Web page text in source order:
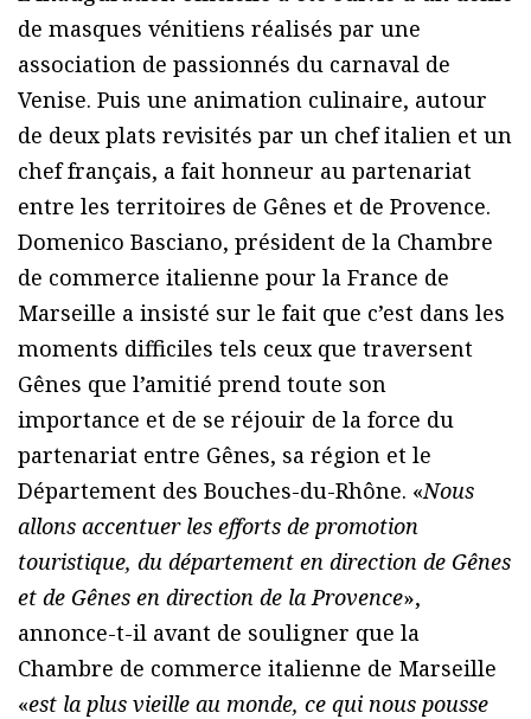
de masques vénitiens réalisés par une
association de passionnés du carnaval de
Venise. Puis une animation culinaire, autour
de deux plats revisités par un chef italien et un
chef français, a fait honneur au partenariat
entre les territoires de Gênes et de Provence.
Domenico Basciano, président de la Chambre
de commerce italienne pour la France de
Marseille a insisté sur le fait que c’est dans les
moments difficiles tels ceux que traversent
Gênes que l’amitié prend toute son
importance et de se réjouir de la force du
partenariat entre Gênes, sa région et le
Département des Bouches-du-Rhône. «Nous
allons accentuer les efforts de promotion
touristique, du département en direction de Gênes
et de Gênes en direction de la Provence»,
annonce-t-il avant de souligner que la
Chambre de commerce italienne de Marseille
«est la plus vieille au monde, ce qui nous pousse